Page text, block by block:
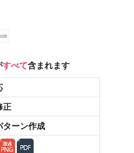
すべて含まれます
正
ターン作成